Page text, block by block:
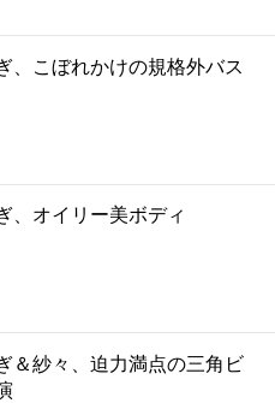
、こぼれかけの規格外バス
、オイリー美ボディ
＆紗々、迫力満点の三角ビ